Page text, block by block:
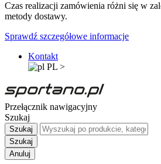
Czas realizacji zamówienia różni się w
metody dostawy.
Sprawdź szczegółowe informacje
Kontakt
PL >
Przełącznik nawigacyjny
Szukaj
Szukaj
Szukaj
Anuluj